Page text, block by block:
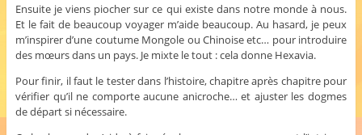
Ensuite je viens piocher sur ce qui existe dans notre monde à nous.
Et le fait de beaucoup voyager m’aide beaucoup. Au hasard, je peux
m’inspirer d’une coutume Mongole ou Chinoise etc… pour introduire
des mœurs dans un pays. Je mixte le tout : cela donne Hexavia.
Pour finir, il faut le tester dans l’histoire, chapitre après chapitre pour
vérifier qu’il ne comporte aucune anicroche… et ajuster les dogmes
de départ si nécessaire.